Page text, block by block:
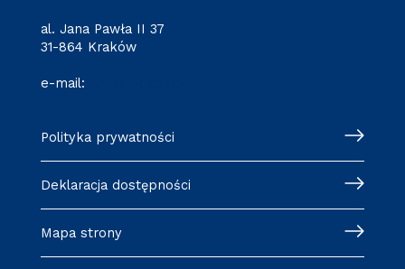
al. Jana Pawła II 37
31-864 Kraków
e-mail:
Polityka prywatności
Deklaracja dostępności
Mapa strony